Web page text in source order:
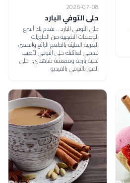
2026-07-08
حلى التوفي البارد
حلى التوفي البارد .. نقدم لك أسرع
الوصفات الشهية من الحلويات
الغربية المليئة بالطعم الرائع والمميز،
قدمي لعائلتك حلى التوفي لأطيب
تحلية باردة ومنعشة شاهدي: حلى
الموز بالتوفي بالفيديو